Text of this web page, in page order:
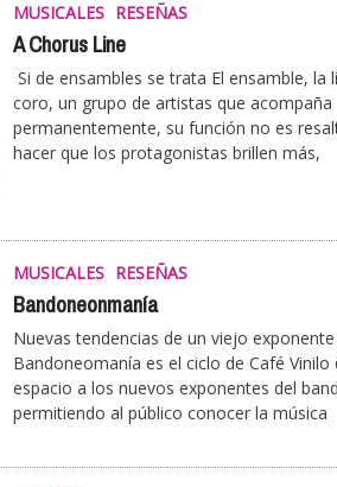
MUSICALES RESEÑAS
A Chorus Line
Si de ensambles se trata El ensamble, la
coro, un grupo de artistas que acompaña
permanentemente, su función no es
hacer que los protagonistas brillen más,
MUSICALES RESEÑAS
Bandoneonmanía
Nuevas tendencias de un viejo
Bandoneomanía es el ciclo de Café Vinilo
espacio a los nuevos exponentes del
permitiendo al público conocer la música